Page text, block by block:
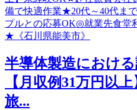
半導体製造における
【月収例31万円以
旅...